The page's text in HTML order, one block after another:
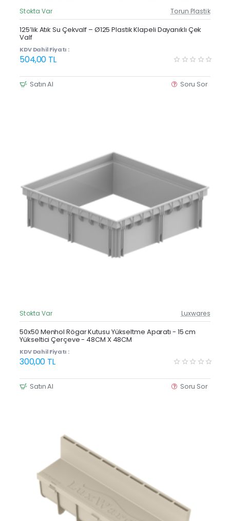
Güncel Fiyat
Stokta Var Torun Plastik
125’lik Atık Su Çekvalf – Ø125 Plastik Klapeli Dayanıklı Çek
Valf
KDV Dahil Fiyatı :
504,00 TL
Satın Al Soru Sor
Güncel Fiyat
Yeni Ürün
Stokta Var Luxwares
50x50 Menhol Rögar Kutusu Yükseltme Aparatı - 15 cm
Yükseltici Çerçeve - 48CM X 48CM
KDV Dahil Fiyatı :
300,00 TL
Satın Al Soru Sor